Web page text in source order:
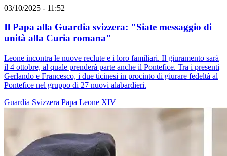
03/10/2025 - 11:52
Il Papa alla Guardia svizzera: "Siate messaggio di
unità alla Curia romana"
Leone incontra le nuove reclute e i loro familiari. Il giuramento sarà
il 4 ottobre, al quale prenderà parte anche il Pontefice. Tra i presenti
Gerlando e Francesco, i due ticinesi in procinto di giurare fedeltà al
Pontefice nel gruppo di 27 nuovi alabardieri.
Guardia Svizzera Papa Leone XIV